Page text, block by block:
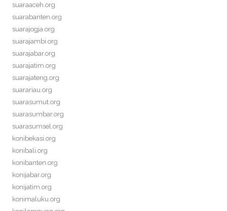
suaraaceh.org
suarabanten.org
suarajogja.org
suarajambi.org
suarajabar.org
suarajatim.org
suarajateng.org
suarariau.org
suarasumut.org
suarasumbar.org
suarasumsel.org
konibekasi.org
konibali.org
konibanten.org
konijabar.org
konijatim.org
konimaluku.org